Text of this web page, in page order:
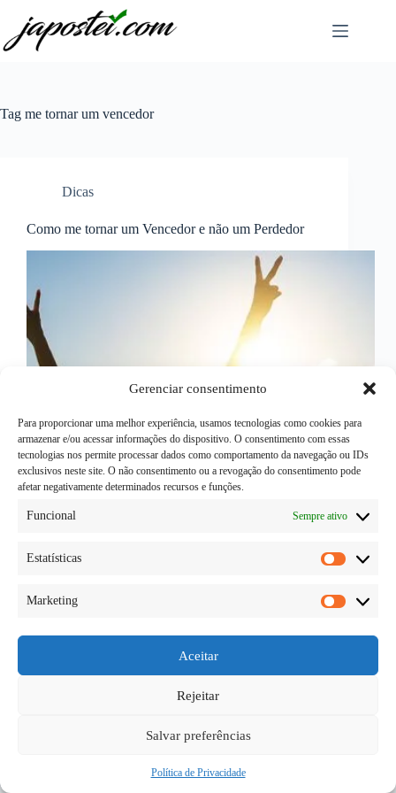
Gerenciar consentimento
Para proporcionar uma melhor experiência, usamos tecnologias como cookies para
armazenar e/ou acessar informações do dispositivo. O consentimento com essas
tecnologias nos permite processar dados como comportamento da navegação ou IDs
exclusivos neste site. O não consentimento ou a revogação do consentimento pode
afetar negativamente determinados recursos e funções.
Funcional Sempre ativo
Estatísticas
Marketing
Aceitar
Rejeitar
Salvar preferências
Política de Privacidade
conteúdo
Tag me tornar um vencedor
Dicas
Como me tornar um Vencedor e não um Perdedor
Ser um vencedor ou uma vencedora é o objetivo de
alcançar esse objetivo e realmente prosperar. Existem
diversas situações em que a pessoa pode se perceber
Copyright © 2026 - todos os direitos reservados.